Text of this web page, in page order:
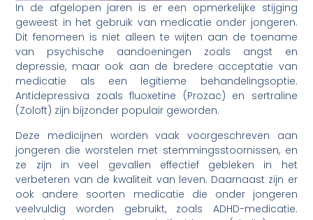
In de afgelopen jaren is er een opmerkelijke stijging
geweest in het gebruik van medicatie onder jongeren.
Dit fenomeen is niet alleen te wijten aan de toename
van psychische aandoeningen zoals angst en
depressie, maar ook aan de bredere acceptatie van
medicatie als een legitieme behandelingsoptie.
Antidepressiva zoals fluoxetine (Prozac) en sertraline
(Zoloft) zijn bijzonder populair geworden.
Deze medicijnen worden vaak voorgeschreven aan
jongeren die worstelen met stemmingsstoornissen, en
ze zijn in veel gevallen effectief gebleken in het
verbeteren van de kwaliteit van leven. Daarnaast zijn er
ook andere soorten medicatie die onder jongeren
veelvuldig worden gebruikt, zoals ADHD-medicatie.